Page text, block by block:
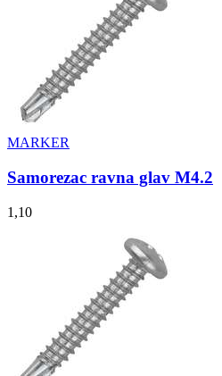
MARKER
Samorezac ravna glav M4.2
1,10